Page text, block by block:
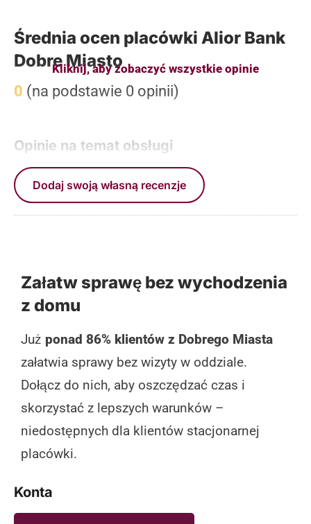
Średnia ocen placówki Alior Bank
Dobre Miasto
0 (na podstawie 0 opinii)
Opinie na temat obsługi
Kliknij, aby zobaczyć wszystkie opinie
Dodaj swoją własną recenzje
Załatw sprawę bez wychodzenia
z domu
Już ponad 86% klientów z Dobrego Miasta
załatwia sprawy bez wizyty w oddziale.
Dołącz do nich, aby oszczędzać czas i
skorzystać z lepszych warunków –
niedostępnych dla klientów stacjonarnej
placówki.
Konta